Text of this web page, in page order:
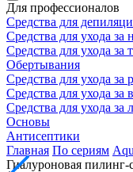
Для профессионалов
Средства для
Средства для ухода за
Средства для ухода за
Обертывания
Средства для ухода за
Средства для ухода за
Средства для ухода за
Основы
Антисептики
Главная По сериям
Гиалуроновая пилинг-